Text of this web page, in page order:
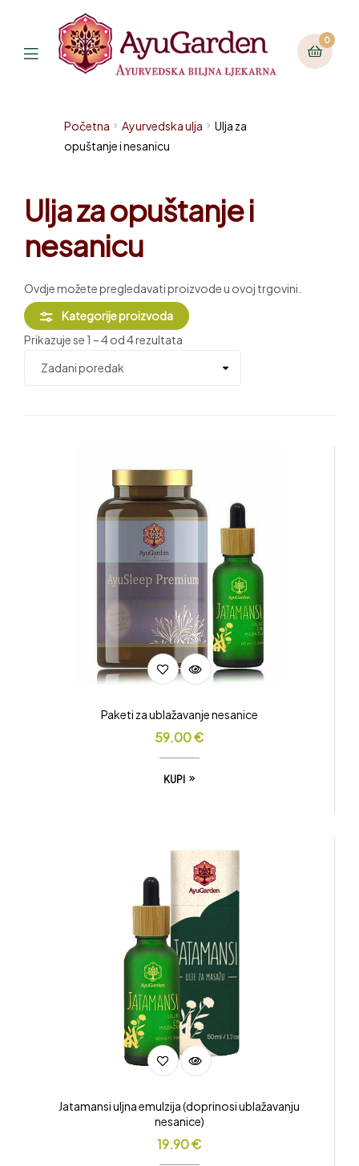
0
Početna Ayurvedska ulja
Ulja za
opuštanje i nesanicu
Ulja za opuštanje i
nesanicu
Ovdje možete pregledavati proizvode u ovoj trgovini.
Kategorije proizvoda
Prikazuje se 1 – 4 od 4 rezultata
Paketi za ublažavanje nesanice
59.00€
KUPI
Jatamansi uljna emulzija (doprinosi ublažavanju
nesanice)
19.90€